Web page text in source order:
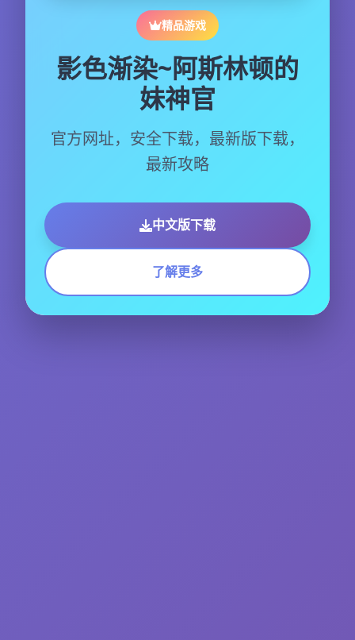
精品游戏
影色渐染~阿斯林顿的
妹神官
官方网址，安全下载，最新版下载，
最新攻略
中文版下载
了解更多